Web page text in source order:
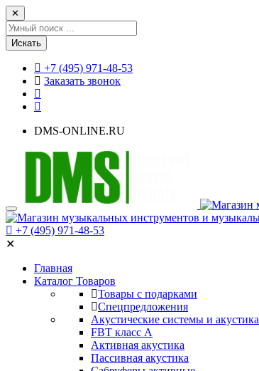
✕
Искать
+7 (495) 971-48-53
Заказать звонок
DMS-ONLINE.RU
+7 (495) 971-48-53
✕
Главная
Каталог Товаров
Товары с подарками
Спецпредложения
Акустические системы и акустика
FBT класс А
Активная акустика
Пассивная акустика